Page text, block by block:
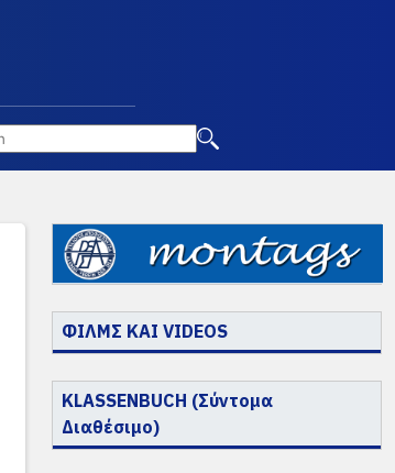
ΦΙΛΜΣ ΚΑΙ VIDEOS
KLASSENBUCH (Σύντομα
Διαθέσιμο)